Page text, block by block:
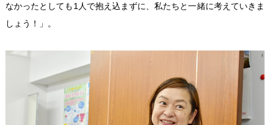
なかったとしても1人で抱え込まずに、私たちと一緒に考えていきま
しょう！」。